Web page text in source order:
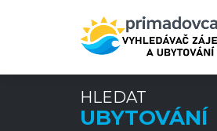
HLEDAT
UBYTOVÁNÍ